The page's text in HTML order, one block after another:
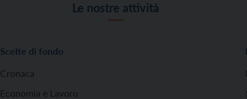
Le nostre attività
Scelte di fondo
Cronaca
Economia e Lavoro